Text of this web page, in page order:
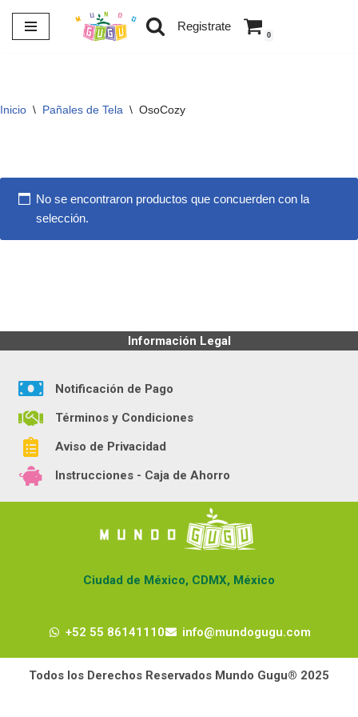
Saltar
Registrate
0
Inicio \ Pañales de Tela \ OsoCozy
No se encontraron productos que concuerden con la
selección.
Información Legal
Notificación de Pago
Términos y Condiciones
Aviso de Privacidad
Instrucciones - Caja de Ahorro
Ciudad de México, CDMX, México
+52 55 86141110 info@mundogugu.com
Todos los Derechos Reservados Mundo Gugu® 2025